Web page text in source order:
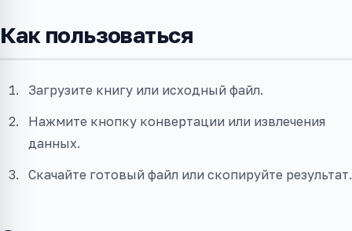
Как пользоваться
Загрузите книгу или исходный файл.
Нажмите кнопку конвертации или извлечения
данных.
Скачайте готовый файл или скопируйте результат.